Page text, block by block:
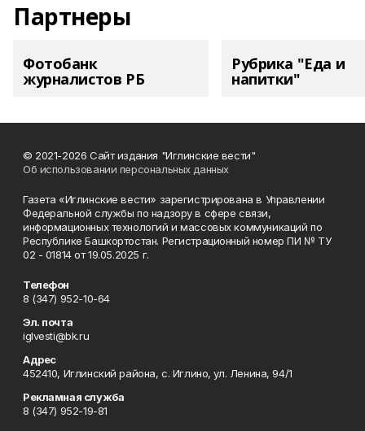
Партнеры
Фотобанк
журналистов РБ
Рубрика "Еда и
напитки"
© 2021-2026 Сайт издания "Иглинские вести"
Об использовании персональных данных
Газета «Иглинские вести» зарегистрирована в Управлении
Федеральной службы по надзору в сфере связи,
информационных технологий и массовых коммуникаций по
Республике Башкортостан. Регистрационный номер ПИ № ТУ
02 - 01814 от 19.05.2025 г.
Телефон
8 (347) 952-10-64
Эл. почта
iglvesti@bk.ru
Адрес
452410, Иглинский района, с. Иглино, ул. Ленина, 94/1
Рекламная служба
8 (347) 952-19-81